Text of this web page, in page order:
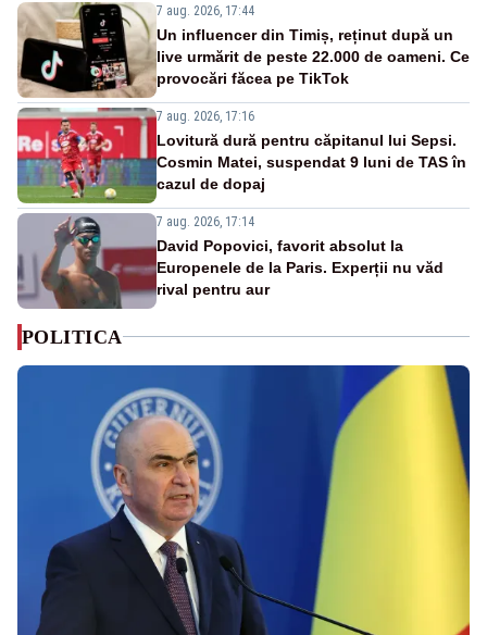
7 aug. 2026, 17:44
Un influencer din Timiș, reținut după un
live urmărit de peste 22.000 de oameni. Ce
provocări făcea pe TikTok
7 aug. 2026, 17:16
Lovitură dură pentru căpitanul lui Sepsi.
Cosmin Matei, suspendat 9 luni de TAS în
cazul de dopaj
7 aug. 2026, 17:14
David Popovici, favorit absolut la
Europenele de la Paris. Experții nu văd
rival pentru aur
POLITICA